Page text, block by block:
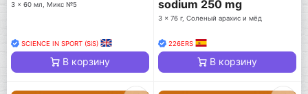
3 x 60 мл, Микс №5
SCIENCE IN SPORT (SiS)
В корзину
sodium 250 mg
3 x 76 г, Соленый арахис и мёд
226ERS
В корзину